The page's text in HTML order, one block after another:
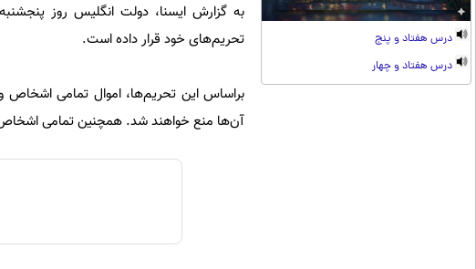
درس هفتاد و پنج
درس هفتاد و چهار
تحریم‌های خود قرار داده است.
براساس این تحریم‌ها، اموال تمامی اشخاص
آن‌ها منع خواهند شد. همچنین تمامی